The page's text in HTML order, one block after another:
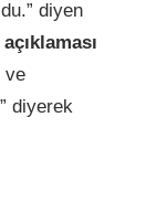
diyen
ve
diyerek